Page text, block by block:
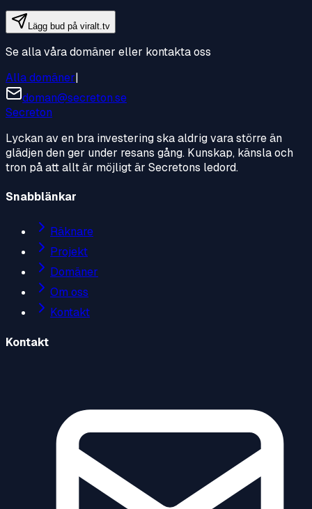
Lägg bud på viralt.tv
Se alla våra domäner eller kontakta oss
Alla domäner|
doman@secreton.se
Secreton
Lyckan av en bra investering ska aldrig vara större än
glädjen den ger under resans gång. Kunskap, känsla och
tron på att allt är möjligt är Secretons ledord.
Snabblänkar
Räknare
Projekt
Domäner
Om oss
Kontakt
Kontakt